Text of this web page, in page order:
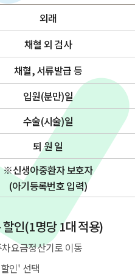
외래
채혈 외 검사
채혈, 서류발급 등
입원(분만)일
수술(시술)일
퇴 원 일
※신생아중환자 보호자
(아기등록번호 입력)
인(1명당 1대 적용)
요금정산기로 이동
인' 선택